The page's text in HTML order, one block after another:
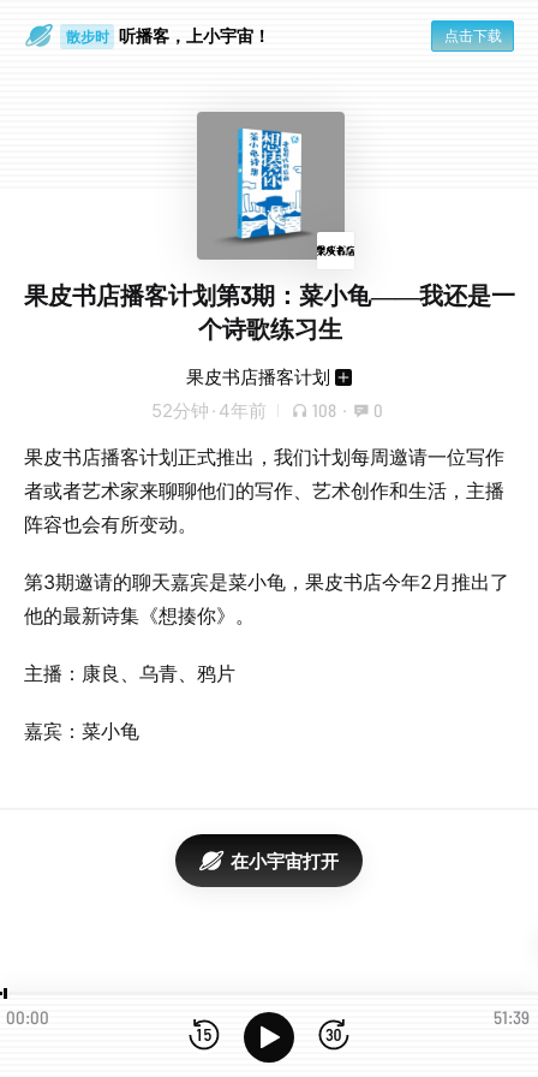
散步时 听播客，上小宇宙！ 点击下载
果皮书店播客计划第3期：菜小龟——我还是一
个诗歌练习生
果皮书店播客计划
52分钟 · 4年前 108 · 0
果皮书店播客计划正式推出，我们计划每周邀请一位写作
者或者艺术家来聊聊他们的写作、艺术创作和生活，主播
阵容也会有所变动。
第3期邀请的聊天嘉宾是菜小龟，果皮书店今年2月推出了
他的最新诗集《想揍你》。
主播：康良、乌青、鸦片
嘉宾：菜小龟
在小宇宙打开
00:00 51:39